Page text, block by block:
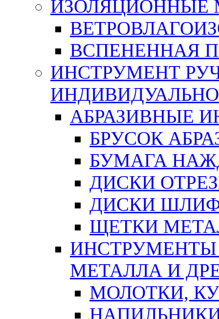
ИЗОЛЯЦИОННЫЕ
ВСПЕНЕННАЯ
ИНСТРУМЕНТ
АБРАЗИВНЫЕ
БРУСОК
БУМАГА
ДИСКИ
ДИСКИ
ЩЕТКИ
ИНСТРУМЕНТЫ
МЕТАЛЛА И
МОЛОТКИ,